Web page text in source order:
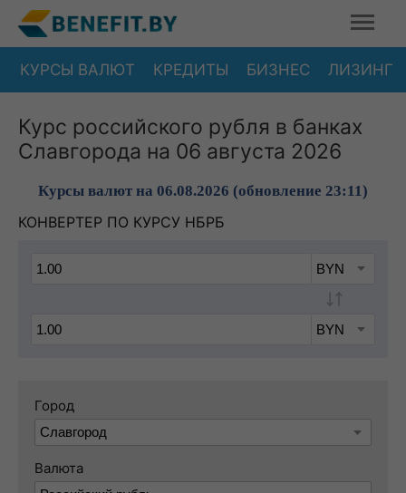
КУРСЫ ВАЛЮТ КРЕДИТЫ БИЗНЕС ЛИЗИНГ
Курс российского рубля в банках
Славгорода на 06 августа 2026
Курсы валют на 06.08.2026 (обновление 23:11)
КОНВЕРТЕР ПО КУРСУ НБРБ
Город
Валюта